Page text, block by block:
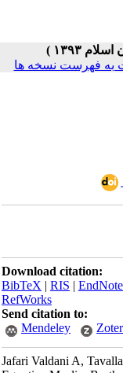
فهرست نسخه ها
Download citation:
BibTeX|RIS|
RefWorks
Send citation to:
Mendeley
Jafari Valdani A,